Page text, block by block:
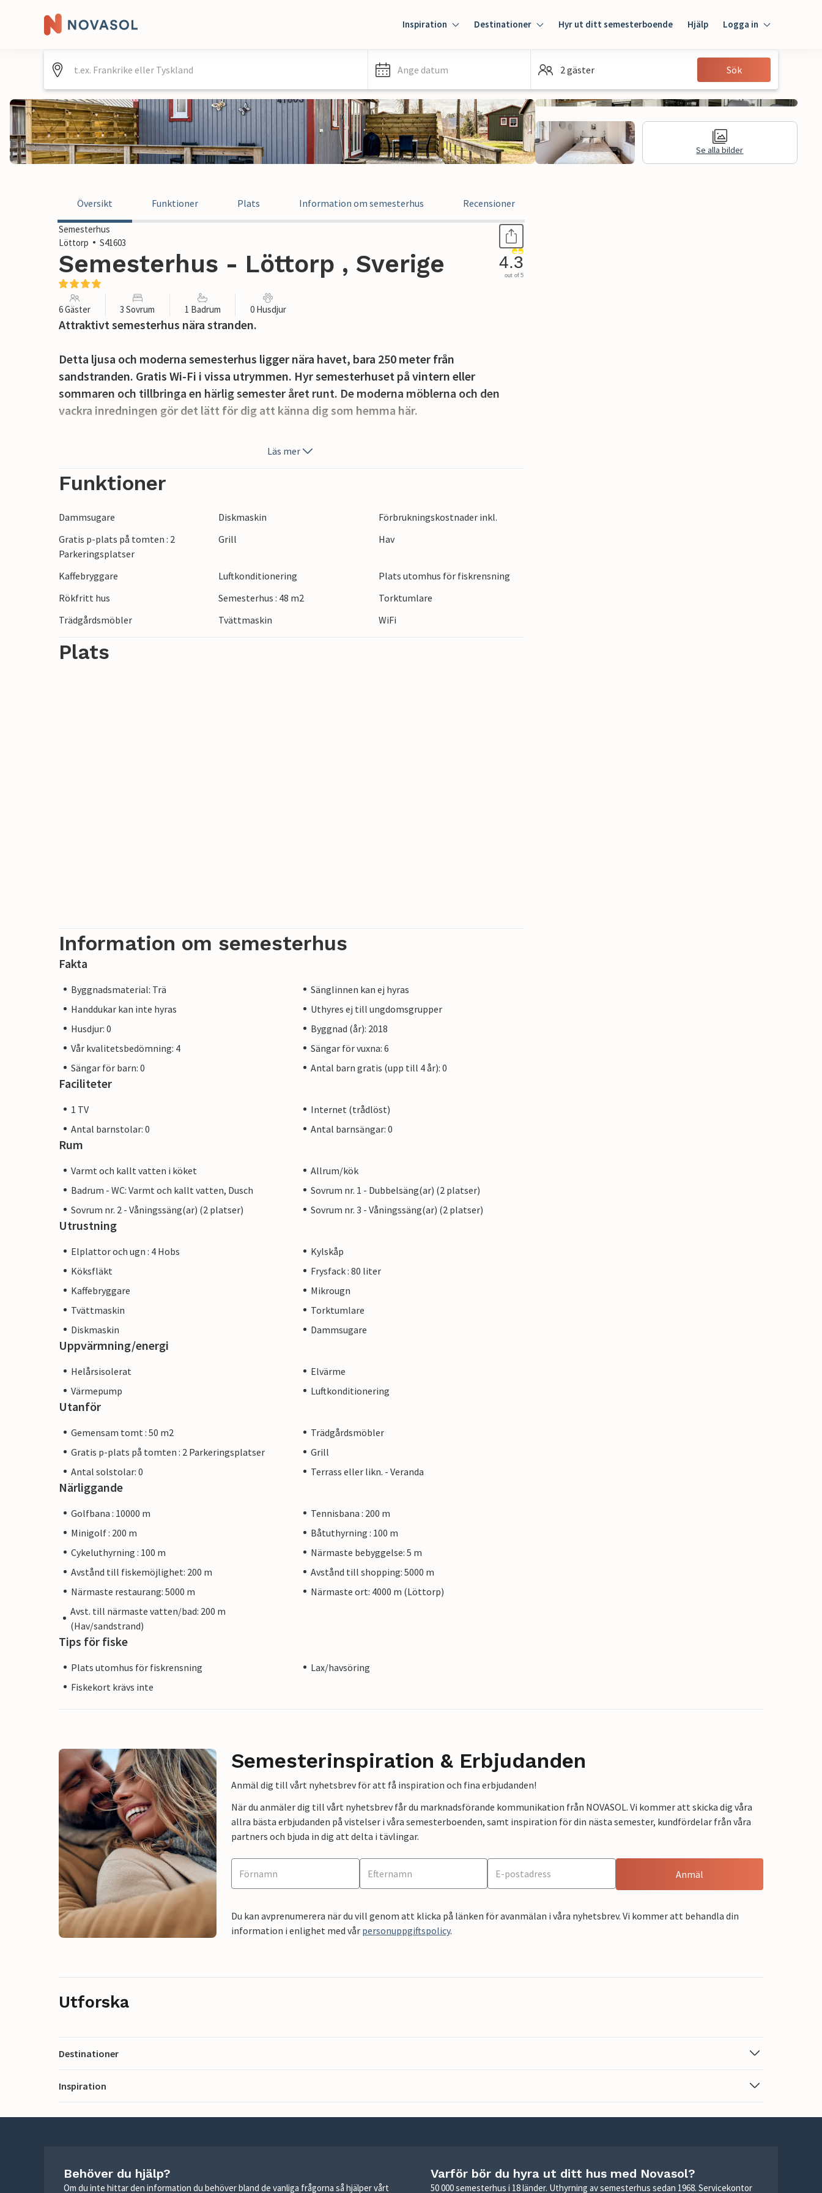
Inspiration Destinationer Hyr ut ditt semesterboende Hjälp Logga in
Gäst
Ange datum 2 gäster Sök
Se alla bilder
Översikt Funktioner Plats Information om semesterhus Recensioner
Semesterhus
Löttorp
S41603
Semesterhus - Löttorp , Sverige 4.3
out of 5
6 Gäster 3 Sovrum 1 Badrum 0 Husdjur
Attraktivt semesterhus nära stranden.
Detta ljusa och moderna semesterhus ligger nära havet, bara 250 meter från
sandstranden. Gratis Wi-Fi i vissa utrymmen. Hyr semesterhuset på vintern eller
sommaren och tillbringa en härlig semester året runt. De moderna möblerna och den
vackra inredningen gör det lätt för dig att känna dig som hemma här.
På verandan kan du börja dagen med en kopp kaffe, njuta av solen eller njuta av de långa
Semesterhusets omgivningar har mycket att erbjuda, till exempel hittar du golfbanor på
Stekhuset Munken på Löttorps Camping. Lite längre söderut hittar du sevärdheter som
Sollidens slott och Borgholmsslott.
Ge dig ut på vackra utflykter från detta mysiga semesterhus.
Läs mer
Funktioner
Dammsugare Diskmaskin
Förbrukningskostnader inkl.
Gratis p-plats på tomten : 2
Parkeringsplatser
Grill Hav
Kaffebryggare Luftkonditionering
Plats utomhus för fiskrensning
Rökfritt hus
Semesterhus : 48 m2
Torktumlare
Trädgårdsmöbler
Tvättmaskin WiFi
Plats
Information om semesterhus
Fakta
Byggnadsmaterial: Trä
Sänglinnen kan ej hyras
Handdukar kan inte hyras
Uthyres ej till ungdomsgrupper
Husdjur: 0
Byggnad (år): 2018
Vår kvalitetsbedömning: 4
Sängar för vuxna: 6
Sängar för barn: 0
Antal barn gratis (upp till 4 år): 0
Faciliteter
1 TV
Internet (trådlöst)
Antal barnstolar: 0
Antal barnsängar: 0
Rum
Varmt och kallt vatten i köket
Allrum/kök
Badrum - WC: Varmt och kallt vatten, Dusch
Sovrum nr. 1 - Dubbelsäng(ar) (2 platser)
Sovrum nr. 2 - Våningssäng(ar) (2 platser)
Sovrum nr. 3 - Våningssäng(ar) (2 platser)
Utrustning
Elplattor och ugn : 4 Hobs
Kylskåp
Köksfläkt
Frysfack : 80 liter
Kaffebryggare
Mikrougn
Tvättmaskin
Torktumlare
Diskmaskin
Dammsugare
Uppvärmning/energi
Helårsisolerat
Elvärme
Värmepump
Luftkonditionering
Utanför
Gemensam tomt : 50 m2
Trädgårdsmöbler
Gratis p-plats på tomten : 2 Parkeringsplatser
Grill
Antal solstolar: 0
Terrass eller likn. - Veranda
Närliggande
Golfbana : 10000 m
Tennisbana : 200 m
Minigolf : 200 m
Båtuthyrning : 100 m
Cykeluthyrning : 100 m
Närmaste bebyggelse: 5 m
Avstånd till fiskemöjlighet: 200 m
Avstånd till shopping: 5000 m
Närmaste restaurang: 5000 m
Närmaste ort: 4000 m (Löttorp)
Avst. till närmaste vatten/bad: 200 m
(Hav/sandstrand)
Tips för fiske
Plats utomhus för fiskrensning
Lax/havsöring
Fiskekort krävs inte
Semesterinspiration & Erbjudanden
Anmäl dig till vårt nyhetsbrev för att få inspiration och fina erbjudanden!
När du anmäler dig till vårt nyhetsbrev får du marknadsförande kommunikation från NOVASOL. Vi kommer att skicka dig våra
allra bästa erbjudanden på vistelser i våra semesterboenden, samt inspiration för din nästa semester, kundfördelar från våra
partners och bjuda in dig att delta i tävlingar.
Anmäl
Du kan avprenumerera när du vill genom att klicka på länken för avanmälan i våra nyhetsbrev. Vi kommer att behandla din
information i enlighet med vår personuppgiftspolicy.
Utforska
Destinationer
Inspiration
Behöver du hjälp?
Om du inte hittar den information du behöver bland de vanliga frågorna så hjälper vårt
Varför bör du hyra ut ditt hus med Novasol?
50 000 semesterhus i 18 länder. Uthyrning av semesterhus sedan 1968. Servicekontor